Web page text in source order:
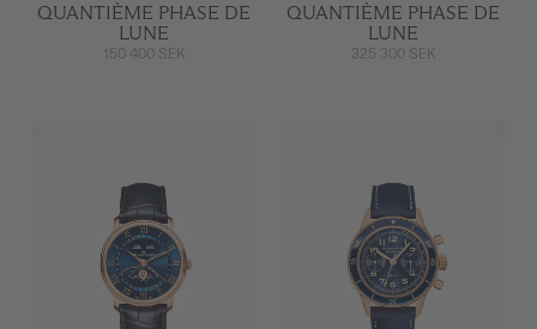
QUANTIÈME PHASE DE
LUNE
150 400 SEK
QUANTIÈME PHASE DE
LUNE
325 300 SEK